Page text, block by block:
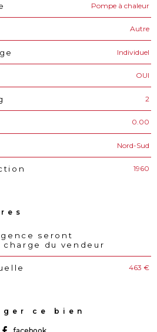
Pompe à chaleur
Autre
Individuel
OUI
2
0.00
Nord-Sud
1960
seront
du vendeur
463 €
ce bien